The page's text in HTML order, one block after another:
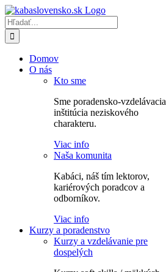
Skip
to
content
Hľadať:
Domov
O nás
Kto sme
Sme poradensko-vzdelávacia
inštitúcia neziskového
charakteru.
Viac info
Naša komunita
Kabáci, náš tím lektorov,
kariérových poradcov a
odborníkov.
Viac info
Kurzy a poradenstvo
Kurzy a vzdelávanie pre
dospelých